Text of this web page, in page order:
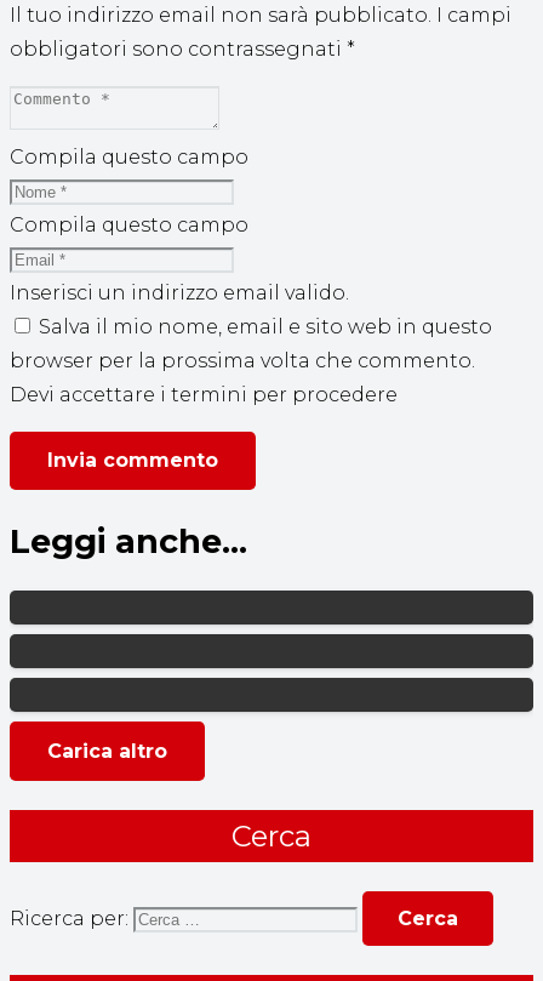
Il tuo indirizzo email non sarà pubblicato. I campi
obbligatori sono contrassegnati *
Compila questo campo
Compila questo campo
Inserisci un indirizzo email valido.
Salva il mio nome, email e sito web in questo
browser per la prossima volta che commento.
Devi accettare i termini per procedere
Invia commento
Leggi anche...
Carica altro
Cerca
Ricerca per: